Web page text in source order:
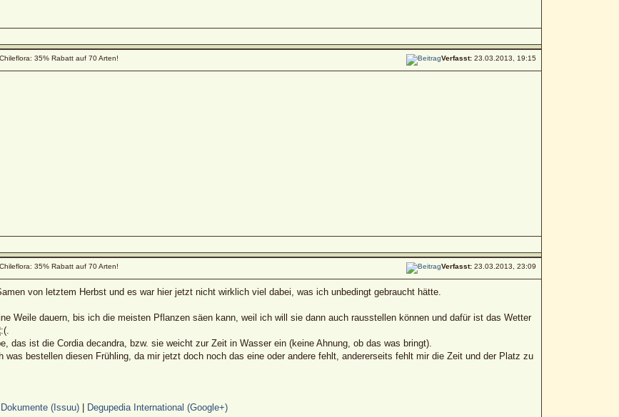
35% Rabatt auf 70 Arten! Verfasst:23.03.2013, 19:15
35% Rabatt auf 70 Arten! Verfasst:23.03.2013, 23:09
von letztem Herbst und es war hier jetzt nicht wirklich viel dabei, was ich unbedingt gebraucht hätte.
Weile dauern, bis ich die meisten Pflanzen säen kann, weil ich will sie dann auch rausstellen können und dafür ist das Wetter
.
das ist die Cordia decandra, bzw. sie weicht zur Zeit in Wasser ein (keine Ahnung, ob das was bringt).
was bestellen diesen Frühling, da mir jetzt doch noch das eine oder andere fehlt, andererseits fehlt mir die Zeit und der Platz zu
Dokumente (Issuu)| Degupedia International (Google+)